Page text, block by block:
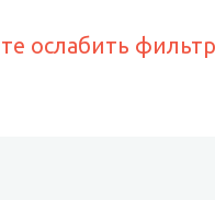
ослабить